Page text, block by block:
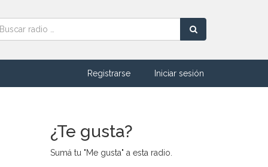
Registrarse Iniciar sesión
¿Te gusta?
Sumá tu "Me gusta" a esta radio.